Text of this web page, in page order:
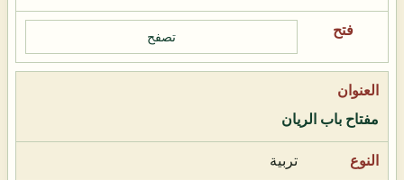
تصفح
مفتاح باب الريان
تربية